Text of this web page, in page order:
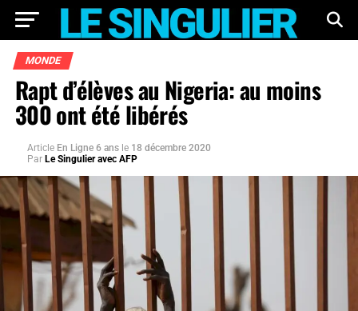
MONDE
Rapt d’élèves au Nigeria: au moins
300 ont été libérés
Article En Ligne 6 ans le 18 décembre 2020
Par Le Singulier avec AFP